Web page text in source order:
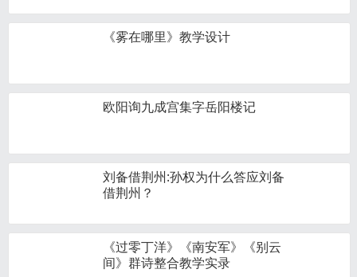
《雾在哪里》教学设计
欧阳询九成宫集字岳阳楼记
刘备借荆州:孙权为什么答应刘备
借荆州？
《过零丁洋》《南安军》《别云
间》群诗整合教学实录